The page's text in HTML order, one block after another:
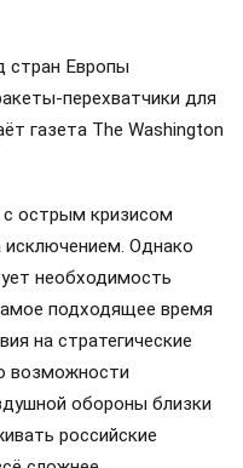
стран Европы
перехватчики для
газета The Washington
острым кризисом
исключением. Однако
необходимость
подходящее время
на стратегические
возможности
обороны близки
российские